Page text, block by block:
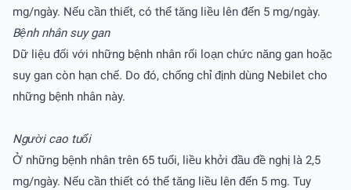
mg/ngày. Nếu cần thiết, có thể tăng liều lên đến 5 mg/ngày.
Bệnh nhân suy gan
Dữ liệu đối với những bệnh nhân rối loạn chức năng gan hoặc
suy gan còn hạn chế. Do đó, chống chỉ định dùng Nebilet cho
những bệnh nhân này.
Người cao tuổi
Ở những bệnh nhân trên 65 tuổi, liều khởi đầu đề nghị là 2,5
mg/ngày. Nếu cần thiết có thể tăng liều lên đến 5 mg. Tuy